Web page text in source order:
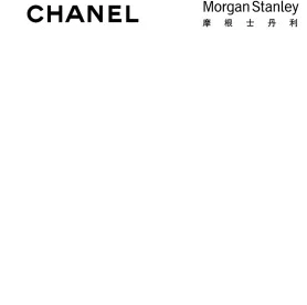
会理事会、UCCA国际委员会、UCCA青
合作伙伴阿那亚、联合战略合作伙伴彭